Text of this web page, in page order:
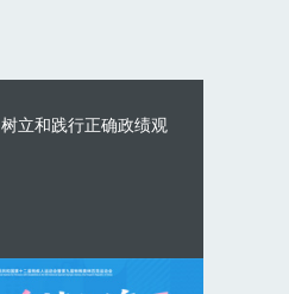
树立和践行正确政绩观